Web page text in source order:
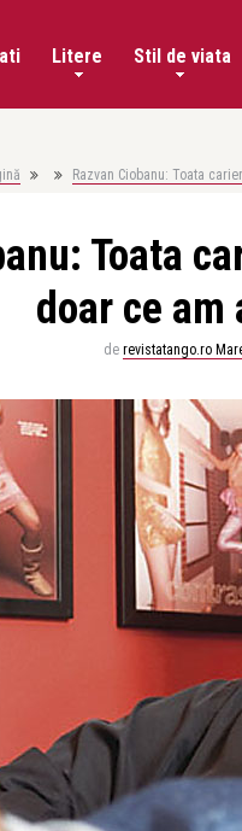
Litere Stil de viata
Razvan Ciobanu: Toata
Toata
doar ce am
de revistatango.ro